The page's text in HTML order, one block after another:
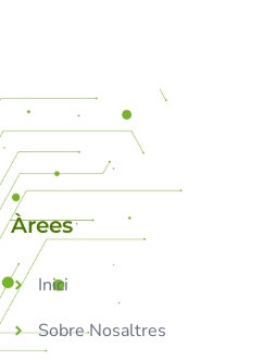
Àrees
Inici
Sobre Nosaltres